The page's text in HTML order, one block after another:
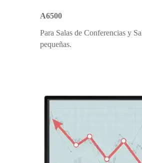
A6500
Para Salas de Conferencias y
pequeñas.